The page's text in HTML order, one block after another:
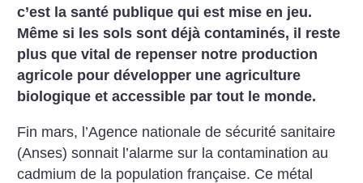
c’est la santé publique qui est mise en jeu.
Même si les sols sont déjà contaminés, il reste
plus que vital de repenser notre production
agricole pour développer une agriculture
biologique et accessible par tout le monde.
Fin mars, l’Agence nationale de sécurité sanitaire
(Anses) sonnait l’alarme sur la contamination au
cadmium de la population française. Ce métal